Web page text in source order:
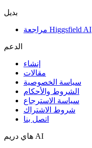
بديل
مراجعة Higgsfield AI
الدعم
إنشاء
مقالات
سياسة الخصوصية
الشروط والأحكام
سياسة الاسترجاع
شروط الاشتراك
اتصل بنا
هاي دريم AI